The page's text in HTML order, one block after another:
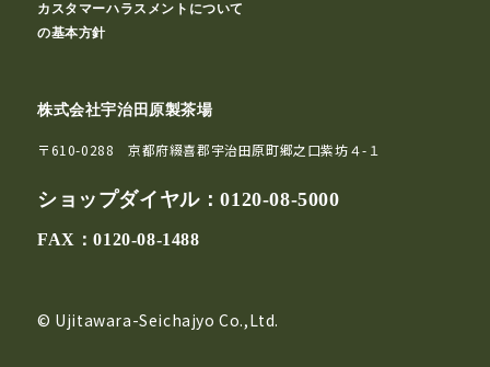
カスタマーハラスメントについて
の基本方針
株式会社宇治田原製茶場
〒610-0288 京都府綴喜郡宇治田原町郷之口紫坊４-１
ショップダイヤル：0120-08-5000
FAX：0120-08-1488
© Ujitawara-Seichajyo Co.,Ltd.